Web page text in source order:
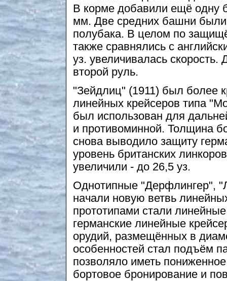
В корме добавили ещё одну
мм. Две средних башни
полубака. В целом по
также сравнялись с
уз. увеличивалась
второй руль.
"Зейдлиц" (1911) был более
линейных крейсеров типа
был использован для
и противоминной. Толщина
снова выводило защиту
уровень британских
увеличили - до 26,5 уз.
Однотипные "Дерфлингер",
начали новую ветвь
прототипами стали
германские линейные
орудий, размещённых в
особенностей стал подъём
позволяло иметь
бортовое бронирование и